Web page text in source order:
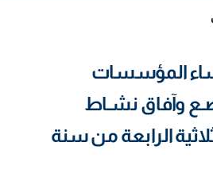
المؤسسات
وآفاق نشـاط
الرابعة من سنة